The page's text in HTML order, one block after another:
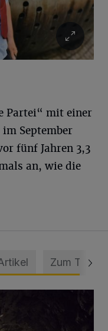
Partei“ mit einer
September
fünf Jahren 3,3
an, wie die
Zum Thema